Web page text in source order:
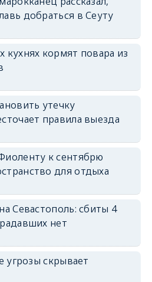
добраться в Сеуту
кормят повара из
утечку
правила выезда
к сентябрю
для отдыха
Севастополь: сбиты 4
нет
угрозы скрывает